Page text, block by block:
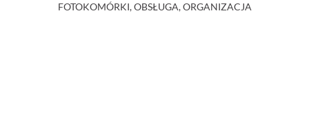
FOTOKOMÓRKI, OBSŁUGA, ORGANIZACJA